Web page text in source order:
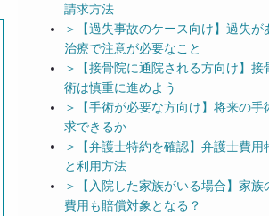
請求方法
＞【過失事故のケース向け】過失が
治療で注意が必要なこと
＞【接骨院に通院される方向け】接
術は慎重に進めよう
＞【手術が必要な方向け】将来の手
求できるか
＞【弁護士特約を確認】弁護士費用
と利用方法
＞【入院した家族がいる場合】家族
費用も賠償対象となる？